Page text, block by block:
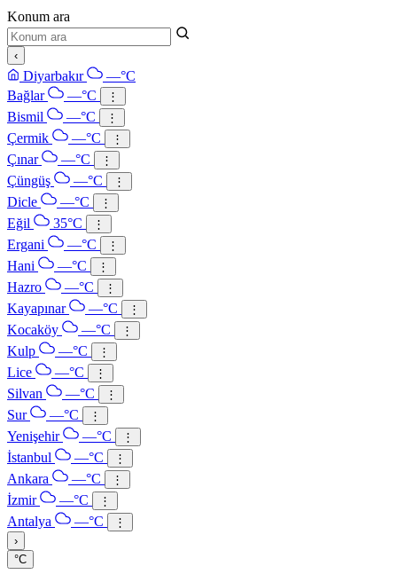
Konum ara
‹
Diyarbakır
—°C
Bağlar
—°C ⋮
Bismil —°C ⋮
Çermik —°C ⋮
Çınar —°C ⋮
Çüngüş —°C ⋮
Dicle —°C ⋮
Eğil 35°C ⋮
Ergani —°C ⋮
Hani —°C ⋮
Hazro —°C ⋮
Kayapınar —°C ⋮
Kocaköy —°C ⋮
Kulp —°C ⋮
Lice —°C ⋮
Silvan —°C ⋮
Sur —°C ⋮
Yenişehir —°C ⋮
İstanbul —°C ⋮
Ankara —°C ⋮
İzmir —°C ⋮
Antalya —°C
⋮
›
°C